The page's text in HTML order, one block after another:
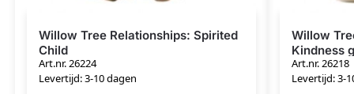
Willow Tree Relationships: Spirited
Child
Art.nr. 26224
Levertijd: 3-10 dagen
Willow
Kindness
Art.nr. 26218
Levertijd: 3-